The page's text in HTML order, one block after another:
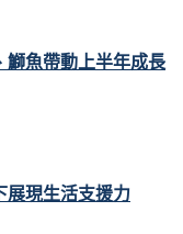
鰤魚帶動上半年成長
展現生活支援力